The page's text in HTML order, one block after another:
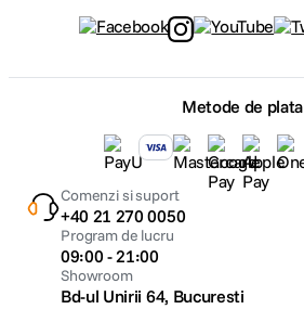
Metode de plata
Comenzi si suport
+40 21 270 0050
Program de lucru
09:00 - 21:00
Showroom
Bd-ul Unirii 64, Bucuresti